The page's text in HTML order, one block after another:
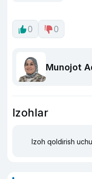
0 0
Munojot
Izohlar
Izoh qoldirish